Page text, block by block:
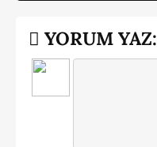
YORUM YAZ: